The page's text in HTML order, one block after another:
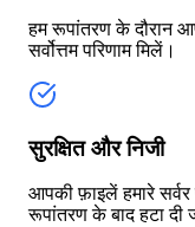
हम रूपांतरण के दौरान
सर्वोत्तम परिणाम मिलें।
सुरक्षित और निजी
आपकी फ़ाइलें हमारे
रूपांतरण के बाद हटा दी